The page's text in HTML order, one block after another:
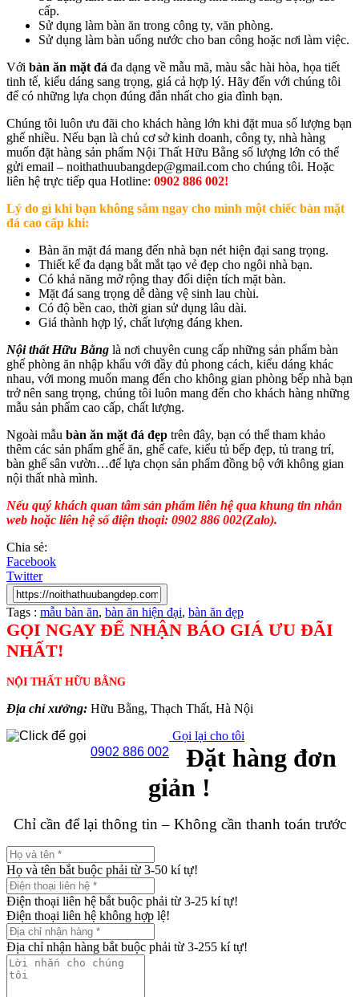
cấp.
Sử dụng làm bàn ăn trong công ty, văn phòng.
Sử dụng làm bàn uống nước cho ban công hoặc nơi làm việc.
Với bàn ăn mặt đá đa dạng về mẫu mã, màu sắc hài hòa, họa tiết
tinh tế, kiểu dáng sang trọng, giá cả hợp lý. Hãy đến với chúng tôi
để có những lựa chọn đúng đắn nhất cho gia đình bạn.
Chúng tôi luôn ưu đãi cho khách hàng lớn khi đặt mua số lượng bạn
ghế nhiều. Nếu bạn là chủ cơ sở kinh doanh, công ty, nhà hàng
muốn đặt hàng sản phẩm Nội Thất Hữu Bằng số lượng lớn có thể
gửi email – noithathuubangdep@gmail.com cho chúng tôi. Hoặc
liên hệ trực tiếp qua Hotline: 0902 886 002!
Lý do gì khi bạn không sắm ngay cho mình một chiếc bàn mặt
đá cao cấp khi:
Bàn ăn mặt đá mang đến nhà bạn nét hiện đại sang trọng.
Thiết kế đa dạng bắt mắt tạo vẻ đẹp cho ngôi nhà bạn.
Có khả năng mở rộng thay đổi diện tích mặt bàn.
Mặt đá sang trọng dễ dàng vệ sinh lau chùi.
Có độ bền cao, thời gian sử dụng lâu dài.
Giá thành hợp lý, chất lượng đáng khen.
Nội thất Hữu Bằng là nơi chuyên cung cấp những sản phẩm bàn
ghế phòng ăn nhập khẩu với đầy đủ phong cách, kiểu dáng khác
nhau, với mong muốn mang đến cho không gian phòng bếp nhà bạn
trở nên sang trọng, chúng tôi luôn mang đến cho khách hàng những
mẫu sản phẩm cao cấp, chất lượng.
Ngoài mẫu bàn ăn mặt đá đẹp trên đây, bạn có thể tham khảo
thêm các sản phẩm ghế ăn, ghế cafe, kiểu tủ bếp đẹp, tủ trang trí,
bàn ghế sân vườn…để lựa chọn sản phẩm đồng bộ với không gian
nội thất nhà mình.
Nếu quý khách quan tâm sản phẩm liên hệ qua khung tin nhắn
web hoặc liên hệ số điện thoại: 0902 886 002(Zalo).
Chia sẻ:
Facebook
Twitter
Tags : mẫu bàn ăn, bàn ăn hiện đại, bàn ăn đẹp
GỌI NGAY ĐỂ NHẬN BÁO GIÁ ƯU ĐÃI
NHẤT!
NỘI THẤT HỮU BẰNG
Địa chỉ xưởng: Hữu Bằng, Thạch Thất, Hà Nội
0902 886 002
Gọi lại cho tôi
Đặt hàng đơn
giản !
Chỉ cần để lại thông tin – Không cần thanh toán trước
Họ và tên bắt buộc phải từ 3-50 kí tự!
Điện thoại liên hệ bắt buộc phải từ 3-25 kí tự!
Điện thoại liên hệ không hợp lệ!
Địa chỉ nhận hàng bắt buộc phải từ 3-255 kí tự!